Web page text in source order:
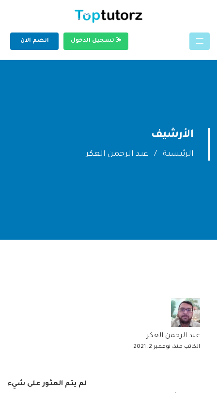
تسجيل الدخول انضم الان
الأرشيف
الرئيسية عبد الرحمن العكر
عبد الرحمن العكر
الكاتب منذ: نوفمبر 2, 2021
لم يتم العثور على شيء